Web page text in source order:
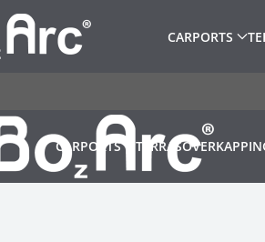
CARPORTS
CARPORTS